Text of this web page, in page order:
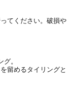
てください。破損や
。
留めるタイリングと